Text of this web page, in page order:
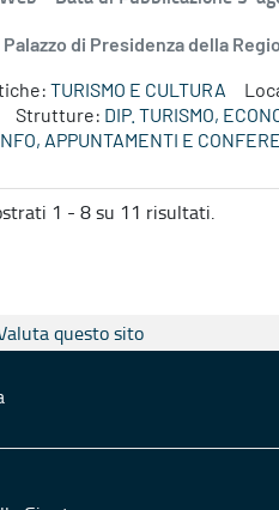
Palazzo di Presidenza della
TURISMO E CULTURA
Strutture: DIP. TURISMO,
INFO, APPUNTAMENTI E
1 - 8 su 11 risultati.
questo sito